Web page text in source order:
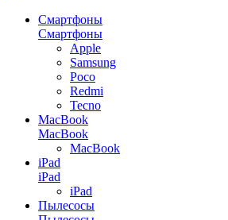
Смартфоны
Смартфоны
Apple
Samsung
Poco
Redmi
Tecno
MacBook
MacBook
MacBook
iPad
iPad
iPad
Пылесосы